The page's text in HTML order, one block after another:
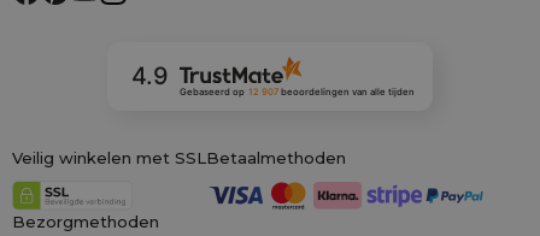
4.9
Gebaseerd op 12 907beoordelingen van alle tijden
Veilig winkelen met SSL Betaalmethoden
Bezorgmethoden